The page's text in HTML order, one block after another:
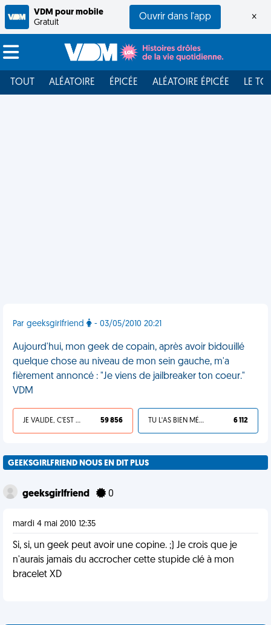
VDM pour mobile
Gratuit
Ouvrir dans l'app ×
TOUT ALÉATOIRE ÉPICÉE ALÉATOIRE ÉPICÉE LE
Par geeksgirlfriend - 03/05/2010 20:21
Aujourd'hui, mon geek de copain, après avoir bidouillé
quelque chose au niveau de mon sein gauche, m'a
fièrement annoncé : "Je viens de jailbreaker ton coeur."
VDM
JE VALIDE, C'EST UNE VDM 59 856 TU L'AS BIEN MÉRITÉ 6 112
GEEKSGIRLFRIEND NOUS EN DIT PLUS
geeksgirlfriend 0
mardi 4 mai 2010 12:35
Si, si, un geek peut avoir une copine. ;) Je crois que je
n'aurais jamais du accrocher cette stupide clé à mon
bracelet XD